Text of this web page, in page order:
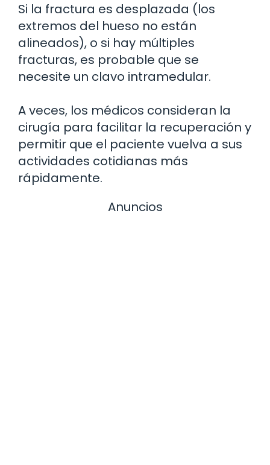
Si la fractura es desplazada (los
extremos del hueso no están
alineados), o si hay múltiples
fracturas, es probable que se
necesite un clavo intramedular.
A veces, los médicos consideran la
cirugía para facilitar la recuperación y
permitir que el paciente vuelva a sus
actividades cotidianas más
rápidamente.
Anuncios